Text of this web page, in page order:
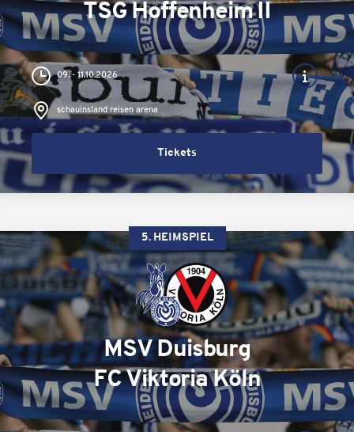
TSG Hoffenheim II
09. - 11.10.2026
schauinsland reisen arena
Tickets
5. HEIMSPIEL
MSV Duisburg
FC Viktoria Köln